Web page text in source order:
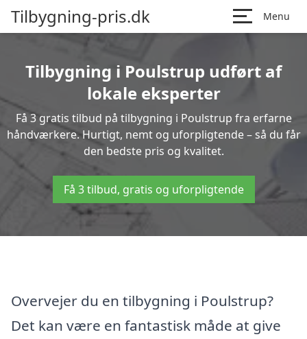
Tilbygning-pris.dk Menu
Tilbygning i Poulstrup udført af
lokale eksperter
Få 3 gratis tilbud på tilbygning i Poulstrup fra erfarne
håndværkere. Hurtigt, nemt og uforpligtende – så du får
den bedste pris og kvalitet.
Få 3 tilbud, gratis og uforpligtende
Overvejer du en tilbygning i Poulstrup?
Det kan være en fantastisk måde at give